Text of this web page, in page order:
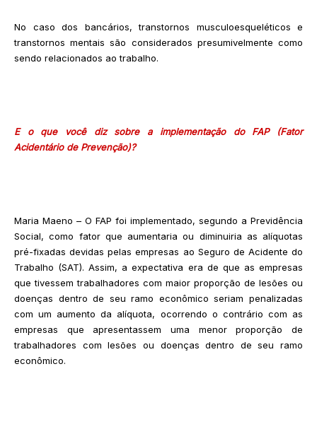
No caso dos bancários, transtornos musculoesqueléticos e
transtornos mentais são considerados presumivelmente como
sendo relacionados ao trabalho.
E o que você diz sobre a implementação do FAP (Fator
Acidentário de Prevenção)?
Maria Maeno – O FAP foi implementado, segundo a Previdência
Social, como fator que aumentaria ou diminuiria as alíquotas
pré-fixadas devidas pelas empresas ao Seguro de Acidente do
Trabalho (SAT). Assim, a expectativa era de que as empresas
que tivessem trabalhadores com maior proporção de lesões ou
doenças dentro de seu ramo econômico seriam penalizadas
com um aumento da alíquota, ocorrendo o contrário com as
empresas que apresentassem uma menor proporção de
trabalhadores com lesões ou doenças dentro de seu ramo
econômico.